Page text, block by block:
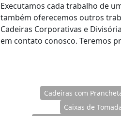
Executamos cada trabalho de
também oferecemos outros
Cadeiras Corporativas e
em contato conosco. Teremos
Cadeiras com
Caixas de